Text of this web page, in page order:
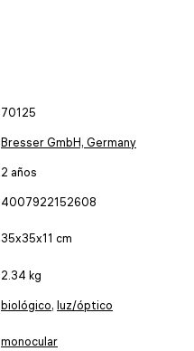
70125
Bresser GmbH, Germany
2 años
4007922152608
35x35x11 cm
2.34 kg
biológico, luz/óptico
monocular